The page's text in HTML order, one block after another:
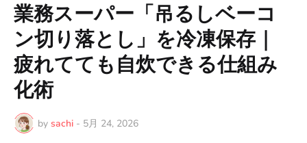
業務スーパー「吊るしベーコ
ン切り落とし」を冷凍保存｜
疲れてても自炊できる仕組み
化術
by sachi - 5月 24, 2026